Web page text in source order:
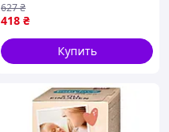
защиты сосков и комфорта
мамы FLAME
418 ₴
627₴
Купить